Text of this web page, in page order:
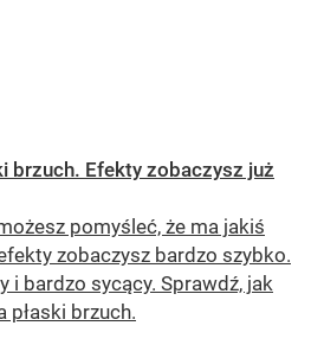
brzuch. Efekty zobaczysz już
pomyśleć, że ma jakiś
zobaczysz bardzo szybko.
i bardzo sycący. Sprawdź, jak
płaski brzuch.